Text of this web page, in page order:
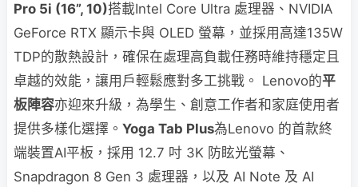
Pro 5i (16”, 10)搭載Intel Core Ultra 處理器、NVIDIA
GeForce RTX 顯示卡與 OLED 螢幕，並採用高達135W
TDP的散熱設計，確保在處理高負載任務時維持穩定且
卓越的效能，讓用戶輕鬆應對多工挑戰。 Lenovo的平
板陣容亦迎來升級，為學生、創意工作者和家庭使用者
提供多樣化選擇。 Yoga Tab Plus為Lenovo 的首款終
端裝置AI平板，採用 12.7 吋 3K 防眩光螢幕、
Snapdragon 8 Gen 3 處理器，以及 AI Note 及 AI